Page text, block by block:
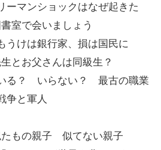
マンショックはなぜ起きた
室で会いましょう
けは銀行家、損は国民に
とお父さんは同級生？
る？ いらない？ 最古の職業
と軍人
もの親子 似てない親子